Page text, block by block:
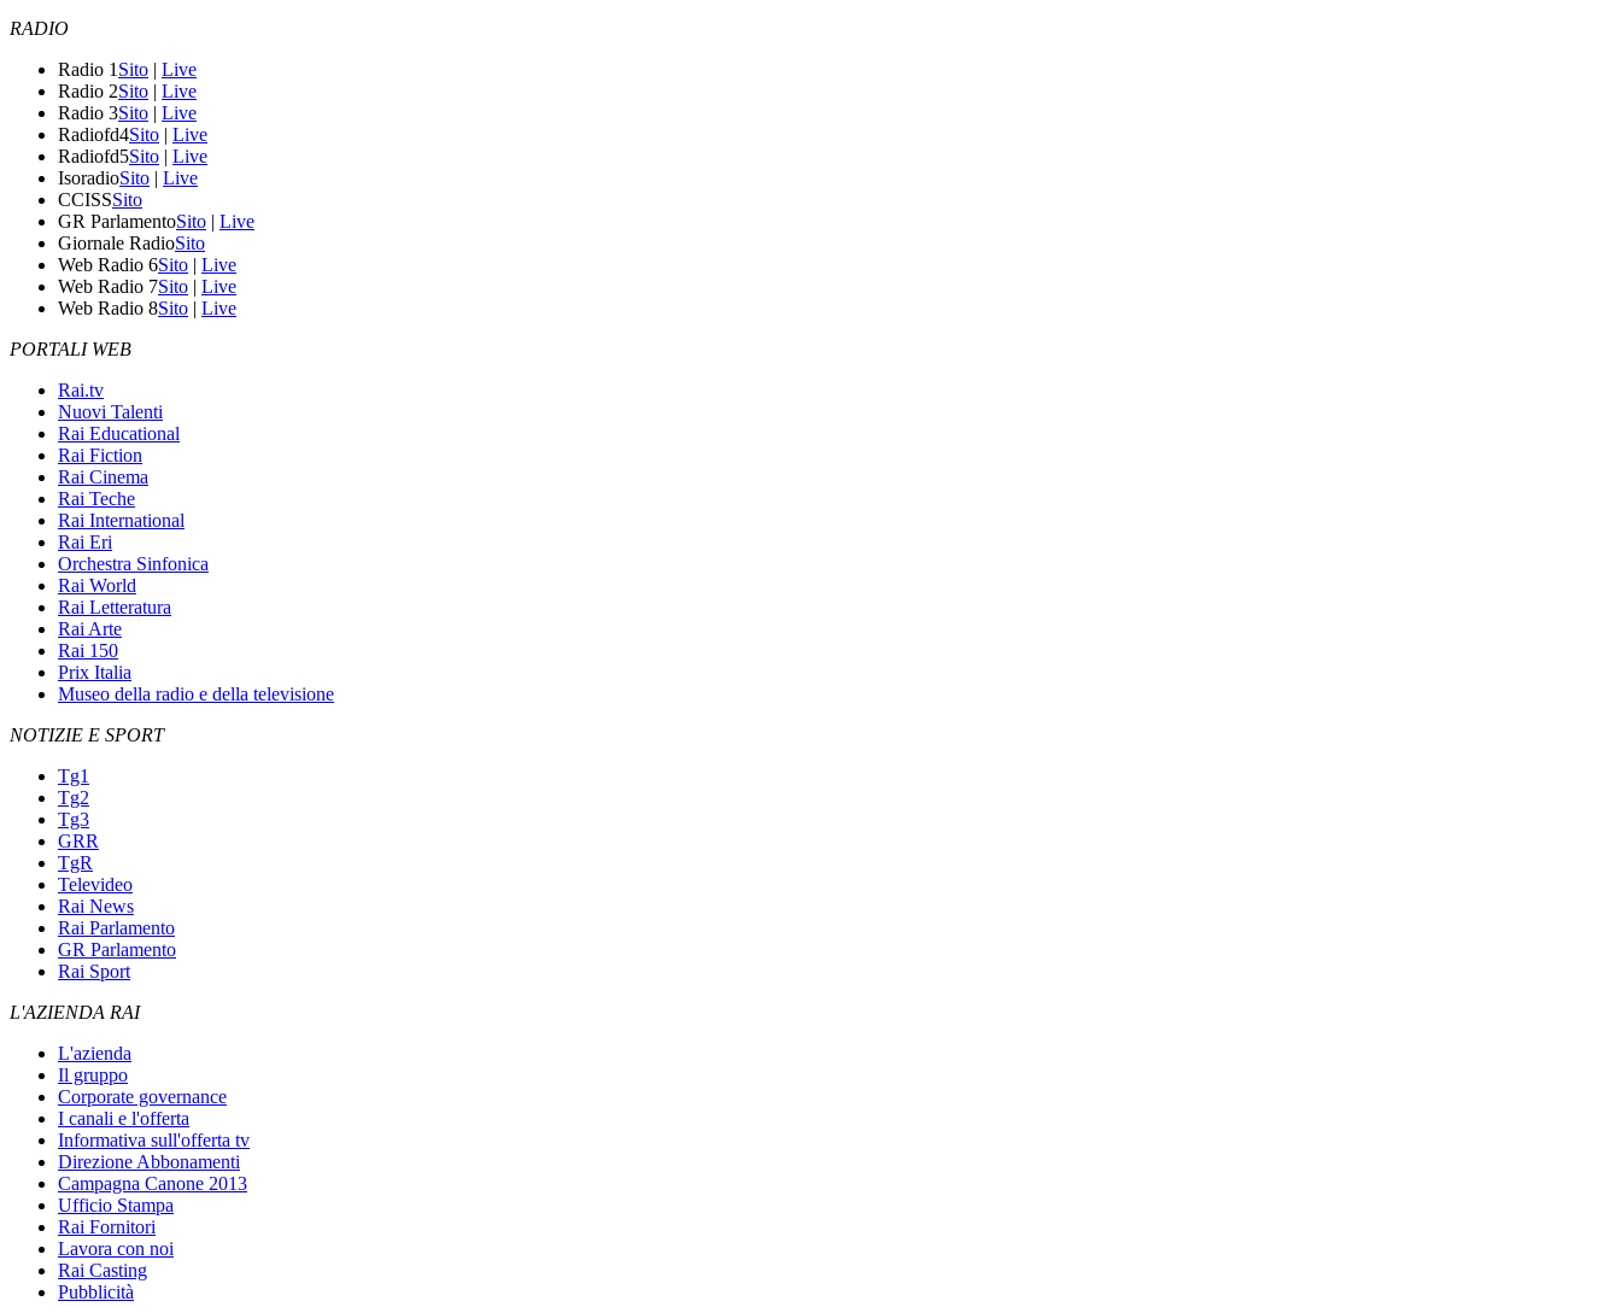
RADIO
Radio 1 Sito | Live
Radio 2Sito | Live
Radio 3Sito | Live
Radiofd4Sito | Live
Radiofd5Sito | Live
IsoradioSito | Live
CCISSSito
GR ParlamentoSito | Live
Giornale RadioSito
Web Radio 6Sito | Live
Web Radio 7Sito | Live
Web Radio 8Sito | Live
PORTALI WEB
Rai.tv
Nuovi Talenti
Rai Educational
Rai Fiction
Rai Cinema
Rai Teche
Rai International
Rai Eri
Orchestra Sinfonica
Rai World
Rai Letteratura
Rai Arte
Rai 150
Prix Italia
Museo della radio e della televisione
NOTIZIE E SPORT
Tg1
Tg2
Tg3
GRR
TgR
Televideo
Rai News
Rai Parlamento
GR Parlamento
Rai Sport
L'AZIENDA RAI
L'azienda
Il gruppo
Corporate governance
I canali e l'offerta
Informativa sull'offerta tv
Direzione Abbonamenti
Campagna Canone 2013
Ufficio Stampa
Rai Fornitori
Lavora con noi
Rai Casting
Pubblicità